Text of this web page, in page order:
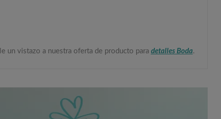
un vistazo a nuestra oferta de producto para detalles Boda.